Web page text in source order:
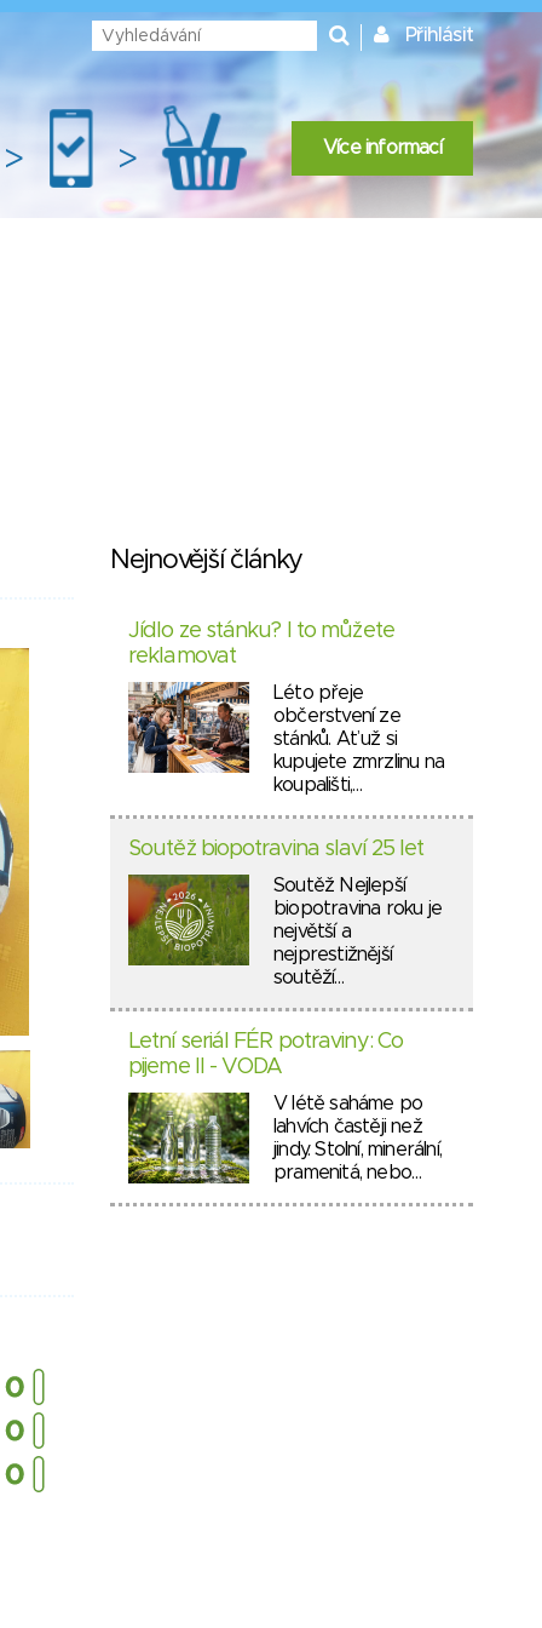
Přihlásit
> > Více informací
Nejnovější články
Jídlo ze stánku? I to můžete
reklamovat
Léto přeje
občerstvení ze
stánků. Ať už si
kupujete zmrzlinu na
koupališti,…
Soutěž biopotravina slaví 25 let
Soutěž Nejlepší
biopotravina roku je
největší a
nejprestižnější
soutěží…
Letní seriál FÉR potraviny: Co
pijeme II - VODA
V létě saháme po
lahvích častěji než
jindy. Stolní, minerální,
pramenitá, nebo…